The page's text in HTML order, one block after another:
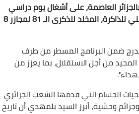
العاصمة، على أشغال يوم دراسي
موسوم ب"8 ماي... من المأساة إلى الحرية"، في إطار إحياء اليوم الوطني للذاكرة، المخلد للذكرى الـ 81 لمجازر 8
ضمن البرنامج المسطر من طرف
من أجل الاستقلال، بما يعزز من
1945 مناسبة لاستحضار التضحيات الجسام التي قدمها الشعب الجزائري
وجرائم وحشية، أبرز السيد بلمهدي أن تاريخ